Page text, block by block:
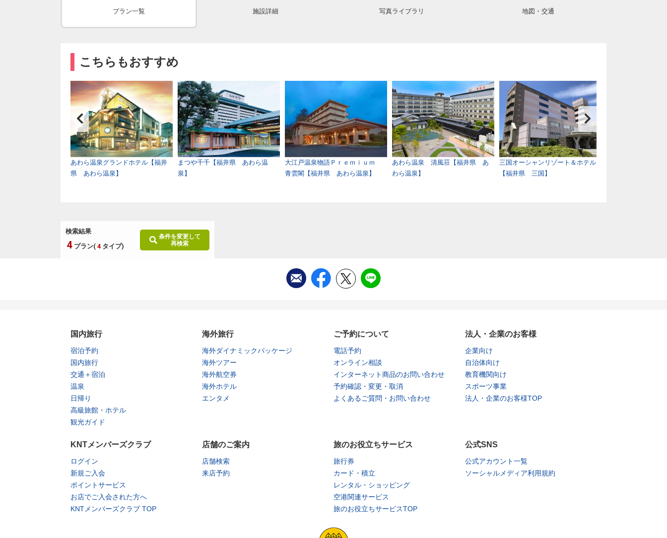
検索結果
4 プラン( 4 タイプ)
条件を変更して
再検索
プラン一覧 施設詳細 写真ライブラリ 地図・交通
こちらもおすすめ
あわら温泉グランドホテル【福井
県 あわら温泉】
まつや千千【福井県 あわら温
泉】
大江戸温泉物語Ｐｒｅｍｉｕｍ
青雲閣【福井県 あわら温泉】
あわら温泉 清風荘【福井県 あ
わら温泉】
三国オーシャンリゾート＆ホテル
【福井県 三国】
国内旅行
宿泊予約
国内旅行
交通＋宿泊
温泉
日帰り
高級旅館・ホテル
観光ガイド
海外旅行
海外ダイナミックパッケージ
海外ツアー
海外航空券
海外ホテル
エンタメ
ご予約について
電話予約
オンライン相談
インターネット商品のお問い合わせ
予約確認・変更・取消
よくあるご質問・お問い合わせ
法人・企業のお客様
企業向け
自治体向け
教育機関向け
スポーツ事業
法人・企業のお客様TOP
KNTメンバーズクラブ
ログイン
新規ご入会
ポイントサービス
お店でご入会された方へ
KNTメンバーズクラブ TOP
店舗のご案内
店舗検索
来店予約
旅のお役立ちサービス
旅行券
カード・積立
レンタル・ショッピング
空港関連サービス
旅のお役立ちサービスTOP
公式SNS
公式アカウント一覧
ソーシャルメディア利用規約